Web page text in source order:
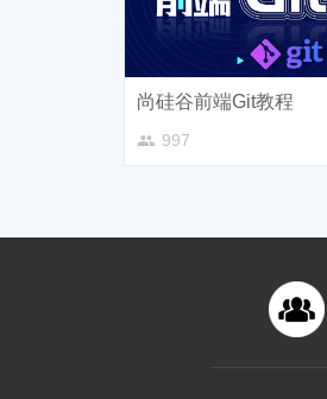
尚硅谷前端Git教程
997